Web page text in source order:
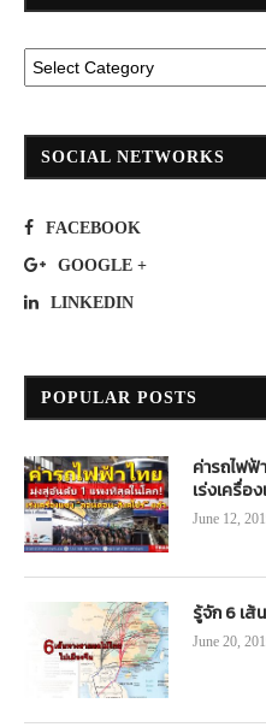
SOCIAL NETWORKS
FACEBOOK
GOOGLE +
LINKEDIN
POPULAR POSTS
ค่ารถไฟฟ้
เร่งเครื่อ
June 12,
รู้จัก 6 เส้
June 20,